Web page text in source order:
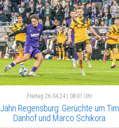
Freitag 26.04.24 | 08:01 Uhr
Jahn Regensburg: Gerüchte um Tim
Danhof und Marco Schikora